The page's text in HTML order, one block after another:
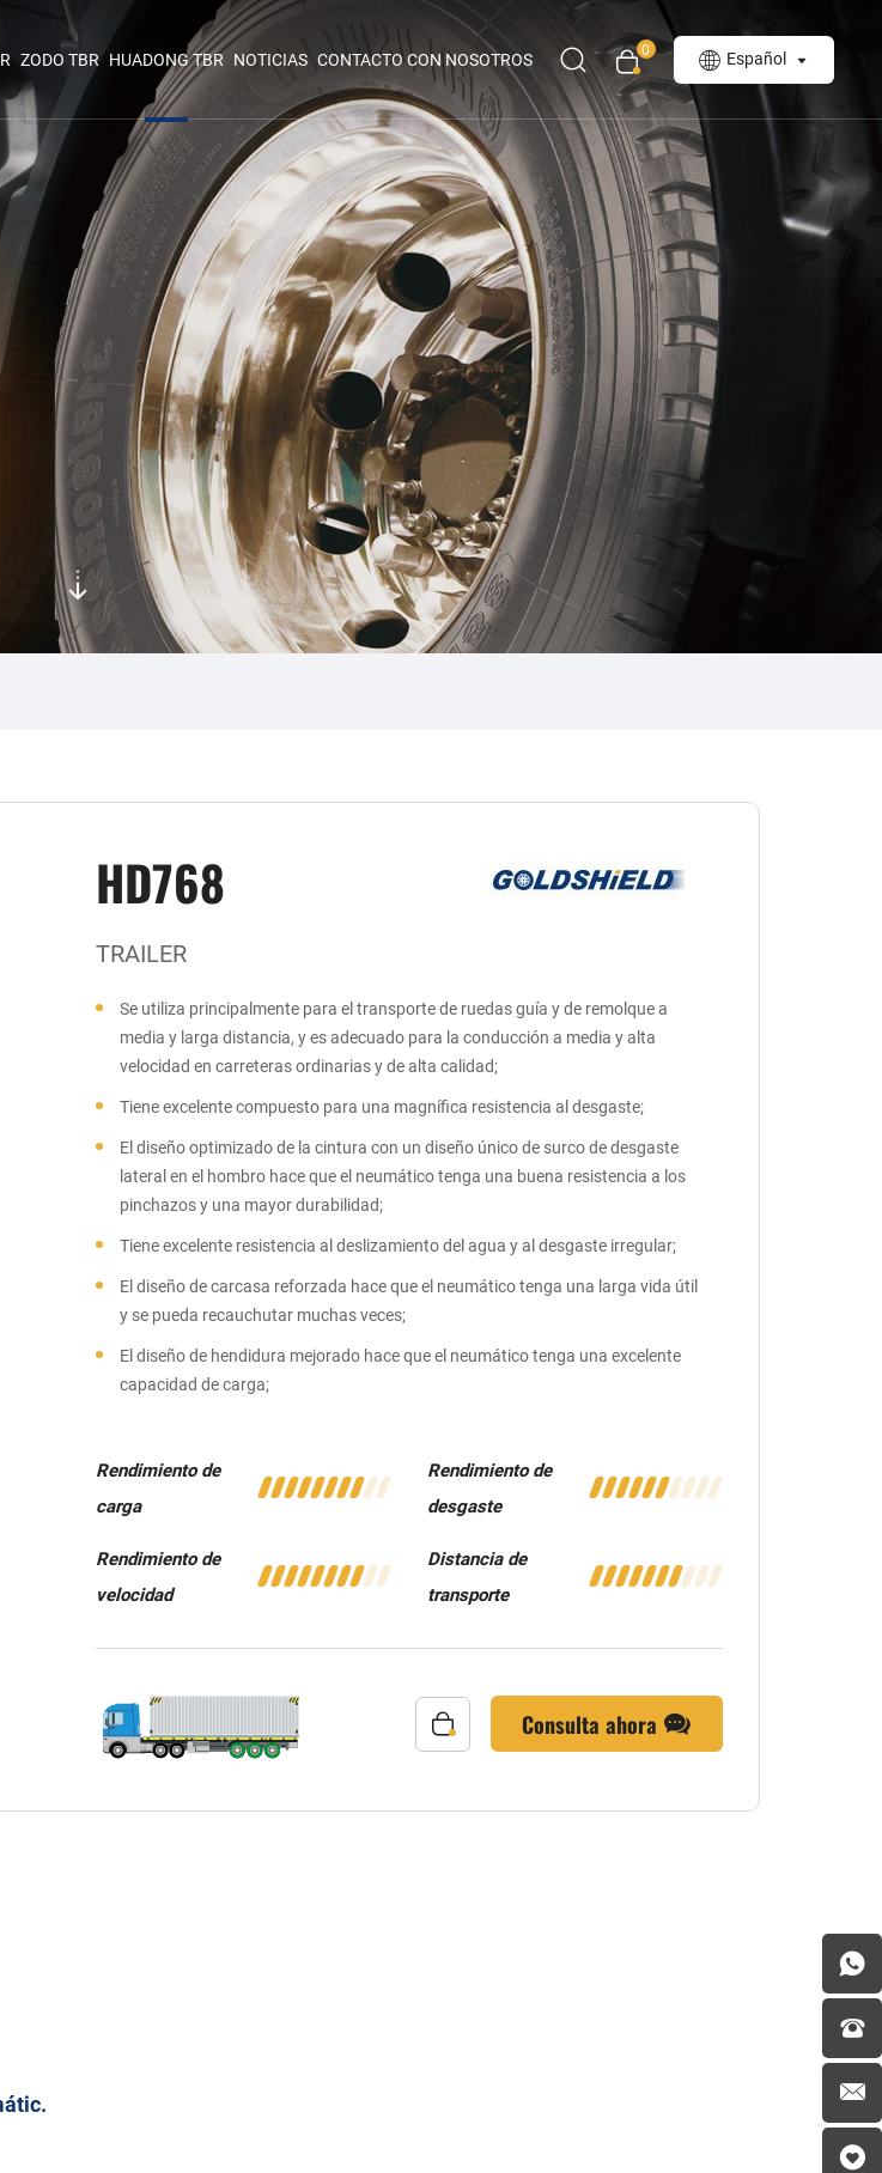
ZODO TBR HUADONG TBR NOTICIAS CONTACTO CON NOSOTROS 0 Español
HD768
TRAILER
Se utiliza principalmente para el transporte de ruedas guía y de remolque a
media y larga distancia, y es adecuado para la conducción a media y alta
velocidad en carreteras ordinarias y de alta calidad;
Tiene excelente compuesto para una magnífica resistencia al desgaste;
El diseño optimizado de la cintura con un diseño único de surco de desgaste
lateral en el hombro hace que el neumático tenga una buena resistencia a los
pinchazos y una mayor durabilidad;
Tiene excelente resistencia al deslizamiento del agua y al desgaste irregular;
El diseño de carcasa reforzada hace que el neumático tenga una larga vida útil
y se pueda recauchutar muchas veces;
El diseño de hendidura mejorado hace que el neumático tenga una excelente
capacidad de carga;
Rendimiento de
carga
Rendimiento de
desgaste
Rendimiento de
velocidad
Distancia de
transporte
Consulta ahora